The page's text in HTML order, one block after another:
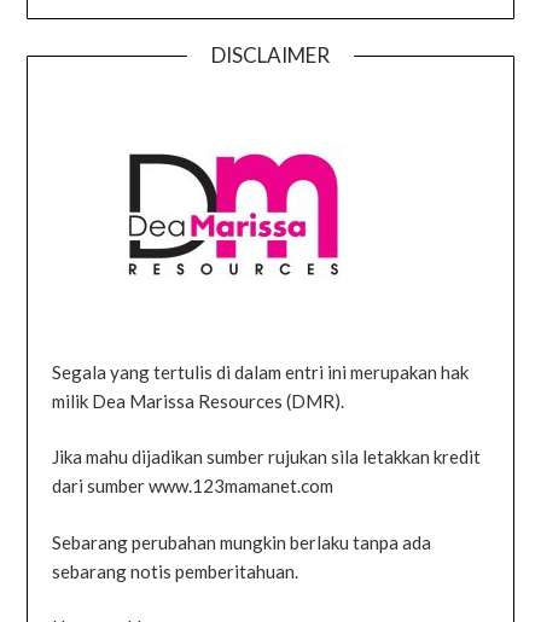
DISCLAIMER
Segala yang tertulis di dalam entri ini merupakan hak
milik Dea Marissa Resources (DMR).
Jika mahu dijadikan sumber rujukan sila letakkan kredit
dari sumber www.123mamanet.com
Sebarang perubahan mungkin berlaku tanpa ada
sebarang notis pemberitahuan.